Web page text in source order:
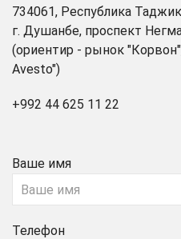
734061, Республика
г. Душанбе, проспект
(ориентир - рынок
Avesto")
+992 44 625 11 22
Ваше имя
Телефон